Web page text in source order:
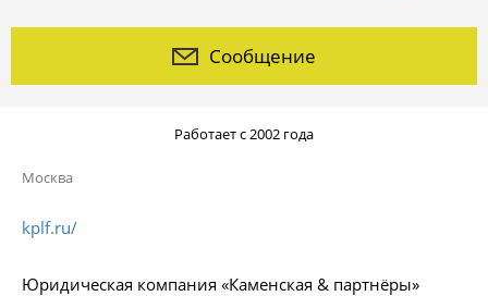
Сообщение
Работает с 2002 года
Москва
kplf.ru/
Юридическая компания «Каменская & партнёры»